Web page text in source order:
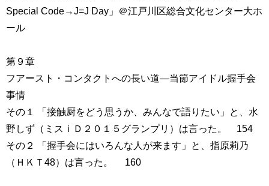
Special Code→J=J Day」＠江戸川区総合文化センター大ホ
ール
第９章
フアースト・コンタクトへの長い道―当節アイドル握手会
事情
その１ 「接触厨をどう思うか、みんなで語りたい」と、水
野しず（ミスｉＤ２０１５グランプリ）は言った。 154
その２ 「握手会にはいろんな人が来ます」と、指原莉乃
（ＨＫＴ48）は言った。 160